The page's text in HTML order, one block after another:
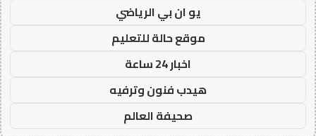
يو ان بي الرياضي
موقع حالة للتعليم
اخبار 24 ساعة
هيدب فنون وترفيه
صحيفة العالم